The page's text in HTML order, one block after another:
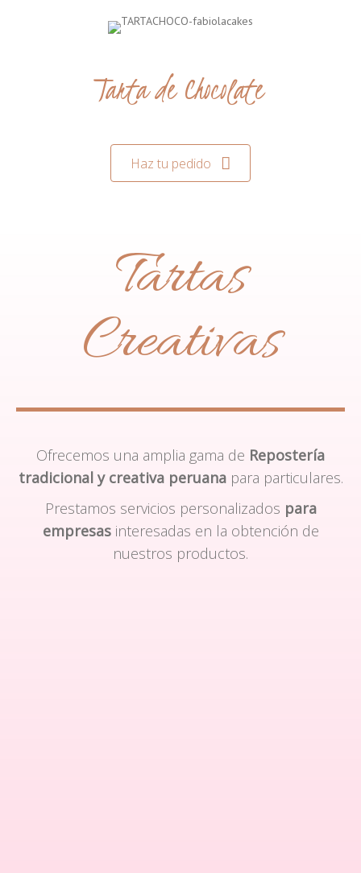
Tarta de Chocolate
Haz tu pedido
Tartas
Creativas
Ofrecemos una amplia gama de Repostería
tradicional y creativa peruanapara particulares.
Prestamos servicios personalizados para
empresasinteresadas en la obtención de
nuestros productos.